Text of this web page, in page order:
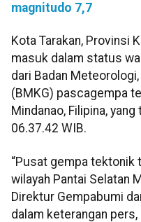
magnitudo 7,7
Kota Tarakan, Provinsi
masuk dalam status
dari Badan
(BMKG) pascagempa
Mindanao, Filipina,
06.37.42 WIB.
“Pusat gempa tektonik
wilayah Pantai Selatan
Direktur Gempabumi
dalam keterangan pers,